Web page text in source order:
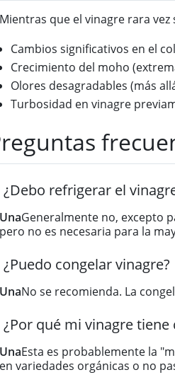
Mientras que el vinagre rara vez
Cambios significativos en el
Crecimiento del moho
Olores desagradables (más
Turbosidad en vinagre
¿Debo refrigerar el
UnaGeneralmente no, excepto
pero no es necesaria para la
¿Puedo congelar vinagre?
UnaNo se recomienda. La
¿Por qué mi vinagre
UnaEsta es probablemente la
en variedades orgánicas o no